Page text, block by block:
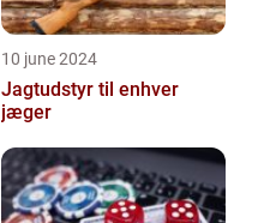
10 june 2024
Jagtudstyr til enhver
jæger